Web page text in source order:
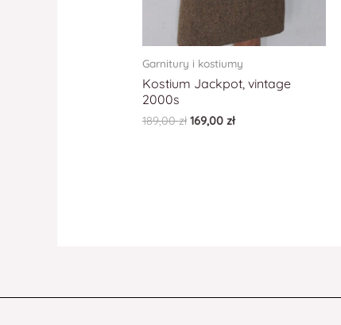
Garnitury i kostiumy
Kostium Jackpot, vintage
2000s
189,00zł 169,00 zł